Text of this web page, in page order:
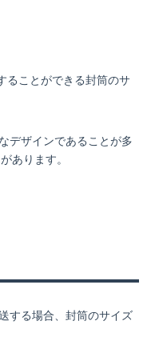
ることができる封筒のサ
デザインであることが多
あります。
する場合、封筒のサイズ